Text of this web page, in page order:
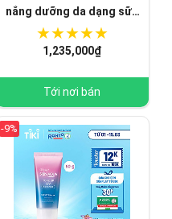
nắng dưỡng da dạng sữa
bảo vệ hoàn hảo Anessa
Gold Milk 60ml Tặng 2
1,235,000₫
Tới nơi bán
-9%